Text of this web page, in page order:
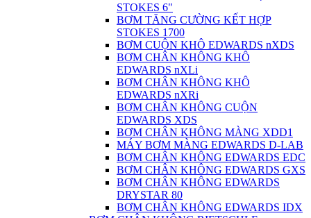
STOKES 6"
BƠM TĂNG CƯỜNG KẾT HỢP
STOKES 1700
BƠM CUỘN KHÔ EDWARDS nXDS
BƠM CHÂN KHÔNG KHÔ
EDWARDS nXLi
BƠM CHÂN KHÔNG KHÔ
EDWARDS nXRi
BƠM CHÂN KHÔNG CUỘN
EDWARDS XDS
BƠM CHÂN KHÔNG MÀNG XDD1
MÁY BƠM MÀNG EDWARDS D-LAB
BƠM CHÂN KHÔNG EDWARDS EDC
BƠM CHÂN KHÔNG EDWARDS GXS
BƠM CHÂN KHÔNG EDWARDS
DRYSTAR 80
BƠM CHÂN KHÔNG EDWARDS IDX